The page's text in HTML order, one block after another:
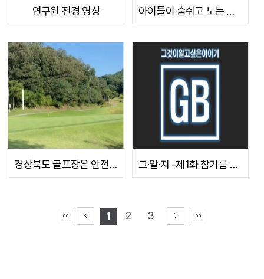
연구원 전경 영상 아이들이 숨쉬고 노는 공간, 정말 안전할까요?
경상북도 골프장은 안전하게 관리되고 있을까? 그·알·지 -제1화 참기름 유해 여부 논란 종결
1 2 3